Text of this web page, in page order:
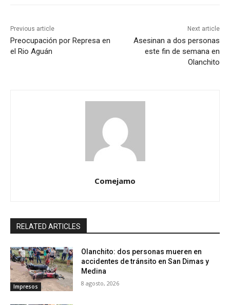
Previous article
Preocupación por Represa en
el Rio Aguán
Next article
Asesinan a dos personas
este fin de semana en
Olanchito
Comejamo
RELATED ARTICLES
Impresos
Olanchito: dos personas mueren en
accidentes de tránsito en San Dimas y
Medina
8 agosto, 2026